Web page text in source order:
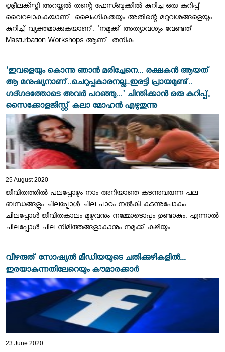
ശ്രീലക്സ്മി അറയ്ക്കൽ തന്റെ ഫേസ്ബുക്കിൽ കുറിച്ച ഒരു കുറിപ്പ്
വൈറലാകുകയാണ്. ലൈംഗികതയും അതിന്റെ മറുവശങ്ങളെയും
കുറിച്ച് വ്യക്തമാക്കുകയാണ്. 'നമുക്ക് അത്യാവശ്യം വേണ്ടത്
Masturbation Workshops ആണ്. തനിക...
'ഇവളെയും കൊന്നു ഞാൻ മരിച്ചേനെ... രക്ഷകൻ ആയത്
ആ മനുഷ്യനാണ്..ചെറുപ്പകാരനല്ല..ഇരട്ടി പ്രായമുണ്ട്..
ഗദ്ഗദത്തോടെ അവർ പറഞ്ഞു...' ചിന്തിക്കാൻ ഒരു കുറിപ്പ്,
സൈക്കോളജിസ്റ്റ് കലാ മോഹൻ എഴുതുന്നു
25 August 2020
ജീവിതത്തിൽ പലപ്പോഴും നാം അറിയാതെ കടന്നുവരുന്ന പല
ബന്ധങ്ങളും ചിലപ്പോൾ ചില പാഠം നൽകി കടന്നുപോകും.
ചിലപ്പോൾ ജീവിതകാലം മുഴുവനും നമ്മോടൊപ്പം ഉണ്ടാകും. എന്നാൽ
ചിലപ്പോൾ ചില നിമിത്തങ്ങളാകാനും നമുക്ക് കഴിയും. ...
വീഴരുത് സോഷ്യല്‍ മീഡിയയുടെ ചതിക്കുഴികളില്‍...
ഇരയാകുന്നതിലേറെയും കൗമാരക്കാര്‍
23 June 2020